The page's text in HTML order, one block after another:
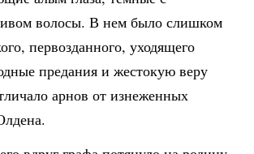
волосы. В нем было слишком
первозданного, уходящего
предания и жестокую веру
арнов от изнеженных